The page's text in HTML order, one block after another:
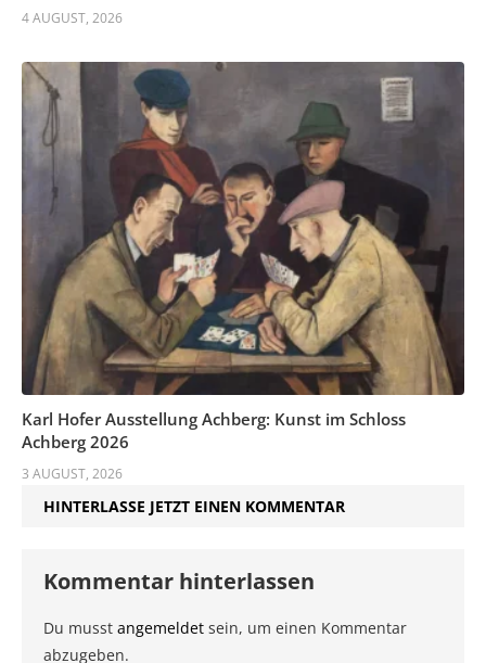
4 AUGUST, 2026
Karl Hofer Ausstellung Achberg: Kunst im Schloss
Achberg 2026
3 AUGUST, 2026
HINTERLASSE JETZT EINEN KOMMENTAR
Kommentar hinterlassen
Du musst angemeldet sein, um einen Kommentar
abzugeben.